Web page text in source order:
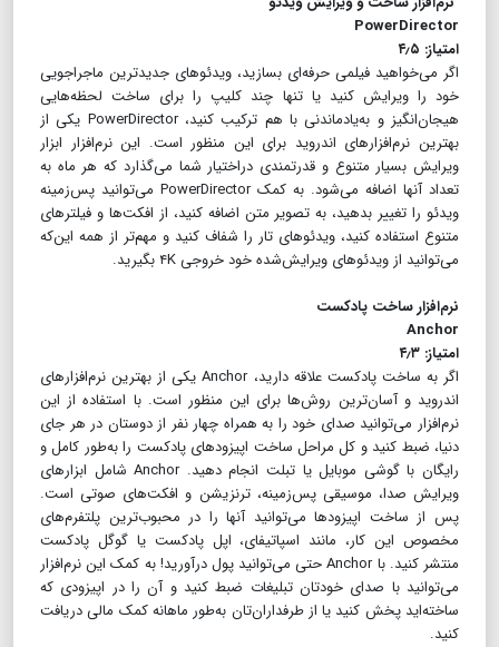
PowerDirector
امتیاز:‌ ۴٫۵
اگر می‌خواهید فیلمی حرفه‌ای بسازید، ویدئوهای جدیدترین ماجراجویی
خود را ویرایش کنید یا تنها چند کلیپ را برای ساخت لحظه‌هایی
هیجان‌انگیز و به‌یادماندنی با هم ترکیب کنید، PowerDirector یکی از
بهترین نرم‌افزار‌های اندروید برای این منظور است. این نرم‌افزار ابزار
ویرایش بسیار متنوع و قدرتمندی دراختیار شما می‌گذارد که هر ماه به
تعداد آنها اضافه می‌شود. به کمک PowerDirector می‌توانید پس‌زمینه
ویدئو را تغییر بدهید، به تصویر متن اضافه کنید، از افکت‌ها و فیلترهای
متنوع استفاده کنید، ویدئوهای تار را شفاف کنید و مهم‌تر از همه این‌که
می‌توانید از ویدئوهای ویرایش‌شده خود خروجی ۴K بگیرید.
نرم‌افزار ساخت پادکست
Anchor
امتیاز:‌ ۴٫۳
اگر به ساخت پادکست علاقه دارید، Anchor یکی از بهترین نرم‌افزار‌های
اندروید و آسان‌ترین روش‌ها برای این منظور است. با استفاده از این
نرم‌افزار می‌توانید صدای خود را به همراه چهار نفر از دوستان‌ در هر جای
دنیا، ضبط کنید و کل مراحل ساخت اپیزودهای پادکست را به‌طور کامل و
رایگان با گوشی موبایل یا تبلت انجام دهید. Anchor شامل ابزارهای
ویرایش صدا، موسیقی پس‌زمینه، ترنزیشن و افکت‌های صوتی است.
پس از ساخت اپیزودها می‌توانید آنها را در محبوب‌ترین پلتفرم‌های
مخصوص این کار، مانند اسپاتیفای، اپل پادکست یا گوگل پادکست
منتشر کنید. با Anchor حتی می‌توانید پول درآورید! به کمک این نرم‌افزار
می‌توانید با صدای خودتان تبلیغات ضبط کنید و آن را در اپیزودی که
ساخته‌اید پخش کنید یا از طرفداران‌تان به‌طور ماهانه کمک مالی دریافت
کنید.